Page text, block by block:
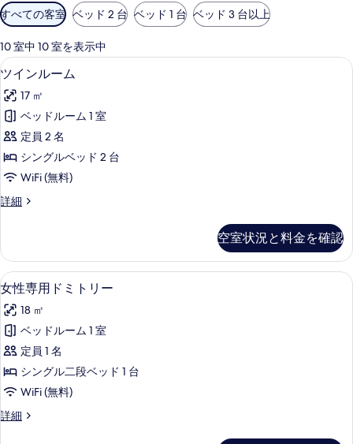
利
用
可
能
な
客
室
の
り
込
み
すべての客室 ベッド 2 台 ベッド 1 台 ベッド 3 台以上
10 室中 10 室を表示中
ツ
イ
ン
ル
ー
ム
す
て
の
写
真
を
表
示
す
る
遮光カーテン、防音設備、WiFi (無料
5
ツインルーム
17 ㎡
ベッドルーム 1 室
定員 2 名
シングルベッド 2 台
WiFi (無料)
詳細
ツ
ー
ム
の
細
空室状況と料金を確認
女
性
専
用
ド
ミ
リ
女性専用ドミトリー | 遮光カーテン
4
女性専用ドミトリー
18 ㎡
ベッドルーム 1 室
定員 1 名
シングル二段ベッド 1 台
WiFi (無料)
詳細
女